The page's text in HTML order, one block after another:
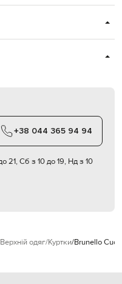
+38 044 365 94 94
21, Сб з 10 до 19, Нд з 10
Верхній одяг Куртки Brunello